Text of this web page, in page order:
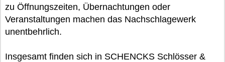
zu Öffnungszeiten, Übernachtungen oder
Veranstaltungen machen das Nachschlagewerk
unentbehrlich.
Insgesamt finden sich in SCHENCKS Schlösser &